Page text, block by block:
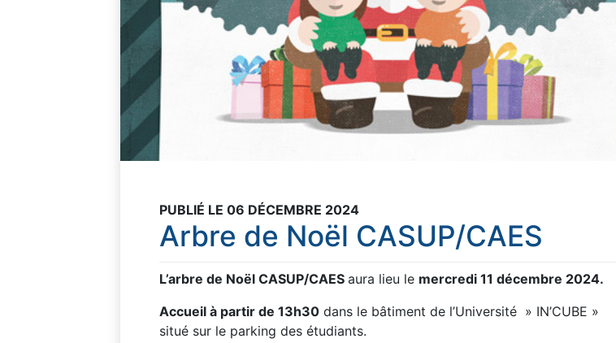
PUBLIÉ LE 06 DÉCEMBRE 2024
Arbre de Noël CASUP/CAES
L’arbre de Noël CASUP/CAES aura lieu le mercredi 11 décembre 2024.
Accueil à partir de 13h30 dans le bâtiment de l’Université » IN’CUBE »
situé sur le parking des étudiants.